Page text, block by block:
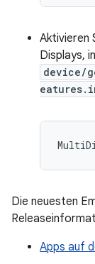
Aktivieren
Displays,
device/
Die neuesten
Apps auf